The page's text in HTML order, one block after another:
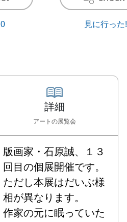
0 見に行った!
詳細
アート の展覧会
版画家・石原誠、１３
回目の個展開催です。
ただし本展はだいぶ様
相が異なります。
作家の元に眠っていた